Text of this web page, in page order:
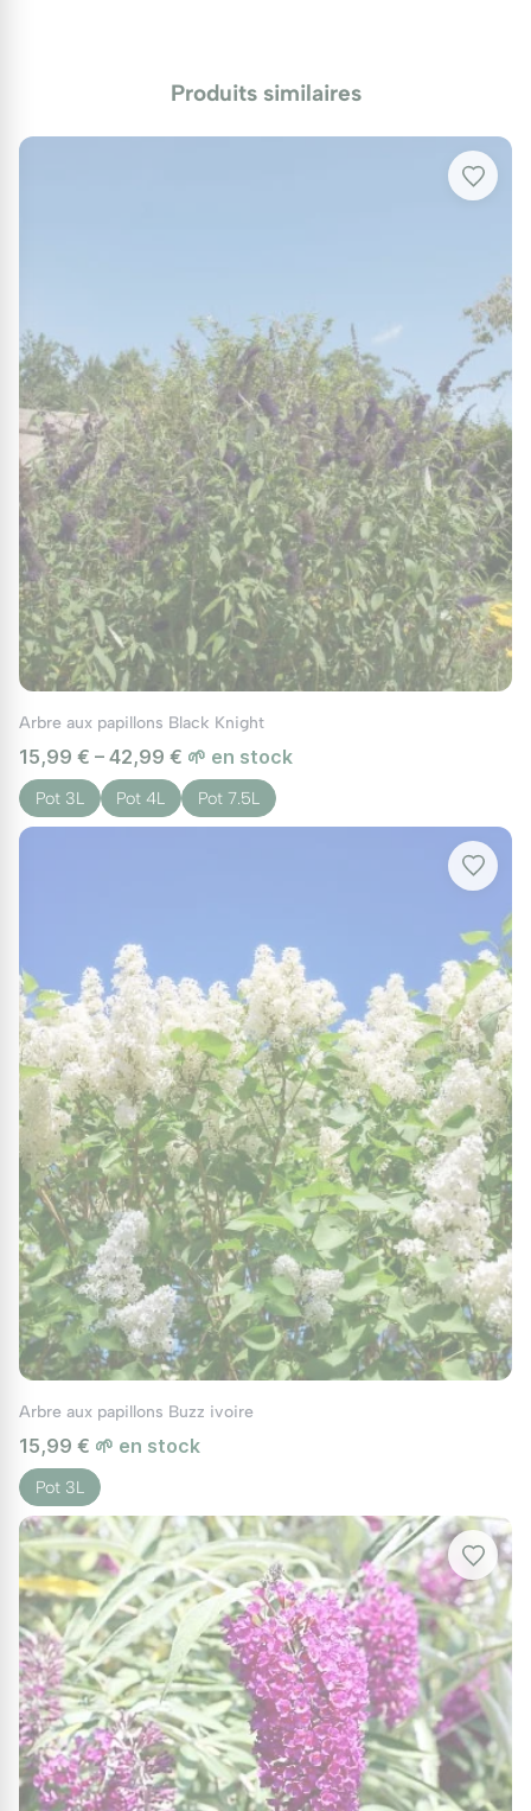
Entretien : Simplicité et vigueur
L'entretien est minimal, axé principalement sur la
taille annuelle pour maintenir la forme compacte.
sobre. Un arrosage par semaine en cas de canicule
suffit. Un apport de compost en surface au
printemps tous les deux ans soutiendra sa
croissance sans pour autant le rendre trop
envahissant.
Le secret de la taille : Février-Mars
Pour garder un port dense,taillez court chaque
année en fin d'hiver
. Rabattez toutes les branches à
environ 20 ou 30 cm du sol. Cette opération
favorise l'apparition de nouvelles pousses
vigoureuses qui porteront les fleurs de l'été.
saison pour stimuler de nouvelles remontées
florales.
Maladies et Ravageurs
Très résistant, il peut parfois subir l'oïdium si l'air ne
circule pas assez. Veillez à laisser un peu d'espace
autour de lui. En cas d'araignées rouges par temps
très sec, un simple bassinage du feuillage le soir
suffit souvent à les éloigner.
Utilisations au jardin et associations
Le 'Little Purple' est un véritable joker pour vos
aménagements :
En pot ou bac :Sa taille réduite en fait le candidat
idéal pour fleurir balcons et terrasses.
Massifs de vivaces :Pour apporter une structure
verticale sans étouffer ses voisines.
Associations paysagères :Créez un dégradé de
bleus et de violets en l'associant à l'Arbre Aux
Papillons Bleu Empereurou à la légèreté du
Buddleia Lochinch.
Produits similaires
Arbre aux papillons Black Knight
15,99 € – 42,99 € 🌱 en stock
Pot 3L Pot 4L Pot 7.5L
Arbre aux papillons Buzz ivoire
15,99 € 🌱 en stock
Pot 3L